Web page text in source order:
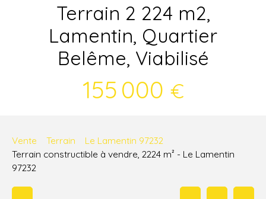
Terrain 2 224 m2,
Lamentin, Quartier
Belême, Viabilisé
155 000 €
Vente Terrain
Le Lamentin 97232
Terrain constructible à vendre, 2224 m² - Le Lamentin
97232